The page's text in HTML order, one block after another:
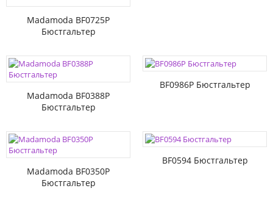
Madamoda BF0725P
Бюстгальтер
Madamoda BF0388P
Бюстгальтер
BF0986P Бюстгальтер
Madamoda BF0350P
Бюстгальтер
BF0594 Бюстгальтер